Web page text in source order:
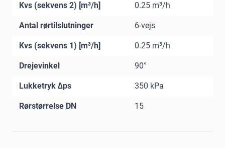
Kvs (sekvens 2) [m³/h] 0.25 m³/h
Antal rørtilslutninger 6-vejs
Kvs (sekvens 1) [m³/h] 0.25 m³/h
Drejevinkel 90°
Lukketryk ∆ps 350 kPa
Rørstørrelse DN 15